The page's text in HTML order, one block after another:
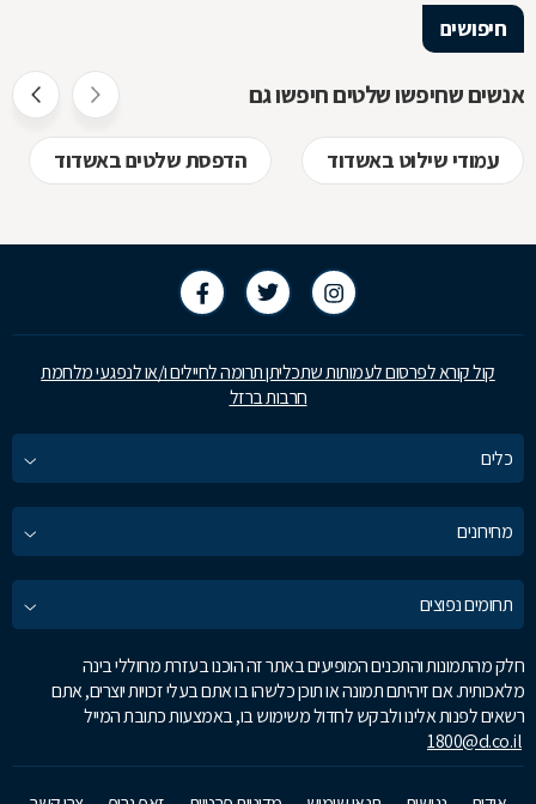
חיפושים
אנשים שחיפשו שלטים חיפשו גם
עמודי שילוט באשדוד הדפסת שלטים באשדוד
קול קורא לפרסום לעמותות שתכליתן תרומה לחיילים ו/או לנפגעי מלחמת
חרבות ברזל
כלים
מחירונים
תחומים נפוצים
חלק מהתמונות והתכנים המופיעים באתר זה הוכנו בעזרת מחוללי בינה
מלאכותית. אם זיהיתם תמונה או תוכן כלשהו בו אתם בעלי זכויות יוצרים, אתם
רשאים לפנות אלינו ולבקש לחדול משימוש בו, באמצעות כתובת המייל
1800@d.co.il